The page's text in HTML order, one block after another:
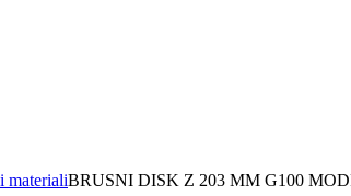
materialiBRUSNI DISK Z 203 MM G100